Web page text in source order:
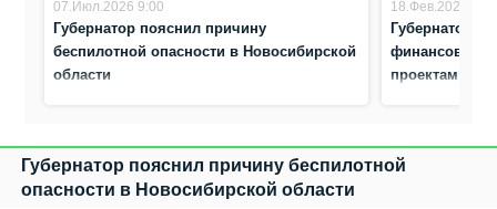
07.Июл.2026 9:00
Губернатор пояснил причину
беспилотной опасности в Новосибирской
области
18.Фев.2026
Губернатор
финансовую
проектам
Губернатор пояснил причину беспилотной
опасности в Новосибирской области